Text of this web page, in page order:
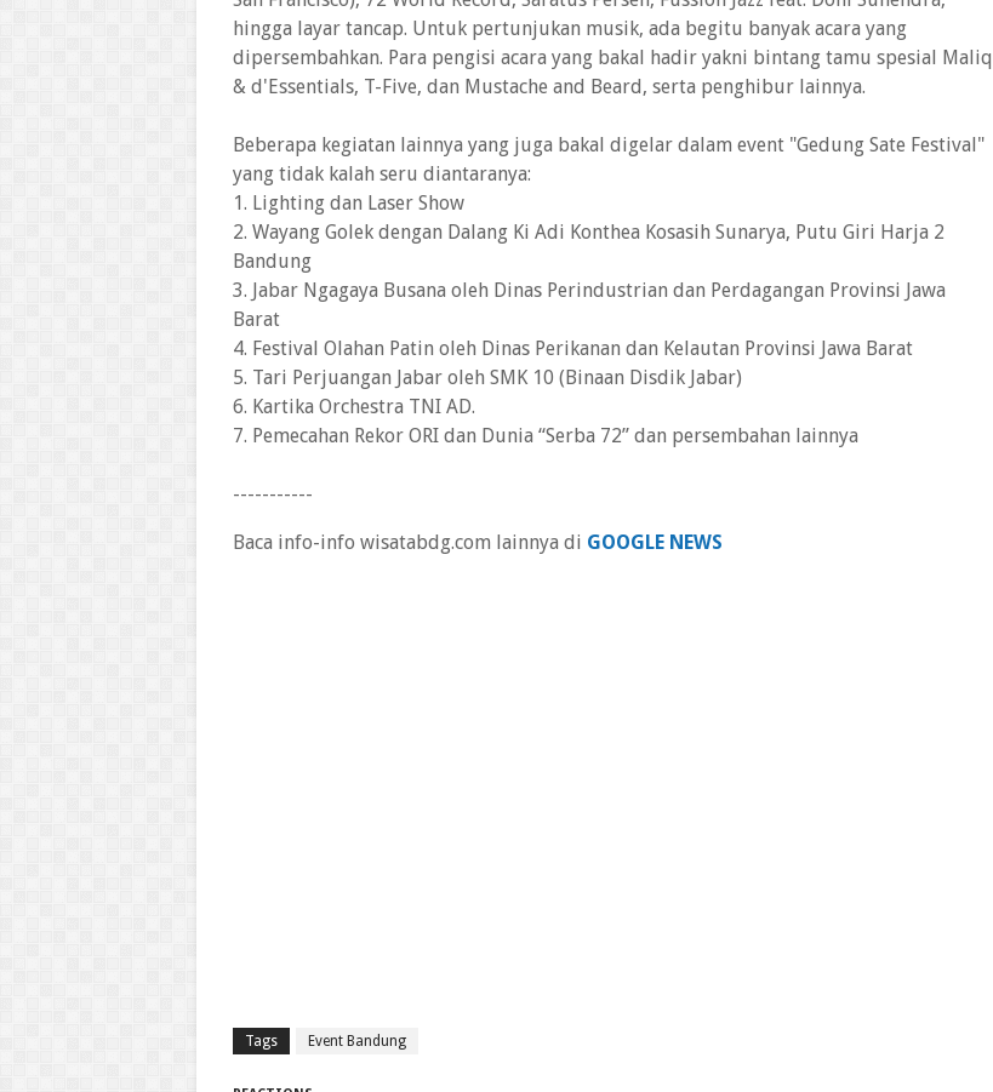
hingga layar tancap. Untuk pertunjukan musik, ada begitu banyak acara yang
dipersembahkan. Para pengisi acara yang bakal hadir yakni bintang tamu spesial Maliq
& d'Essentials, T-Five, dan Mustache and Beard, serta penghibur lainnya.
Beberapa kegiatan lainnya yang juga bakal digelar dalam event "Gedung Sate Festival"
yang tidak kalah seru diantaranya:
1. Lighting dan Laser Show
2. Wayang Golek dengan Dalang Ki Adi Konthea Kosasih Sunarya, Putu Giri Harja 2
Bandung
3. Jabar Ngagaya Busana oleh Dinas Perindustrian dan Perdagangan Provinsi Jawa
Barat
4. Festival Olahan Patin oleh Dinas Perikanan dan Kelautan Provinsi Jawa Barat
5. Tari Perjuangan Jabar oleh SMK 10 (Binaan Disdik Jabar)
6. Kartika Orchestra TNI AD.
7. Pemecahan Rekor ORI dan Dunia “Serba 72” dan persembahan lainnya
-----------
Baca info-info wisatabdg.com lainnya di GOOGLE NEWS
Tags Event Bandung